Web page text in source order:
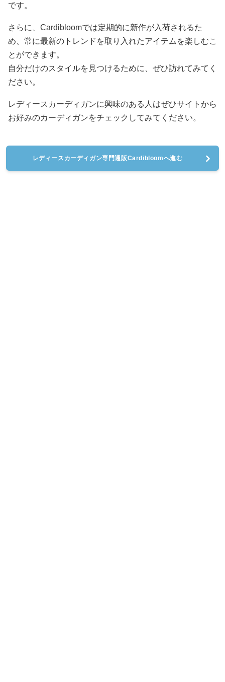
です。
さらに、Cardibloomでは定期的に新作が入荷されるた
め、常に最新のトレンドを取り入れたアイテムを楽しむこ
とができます。
自分だけのスタイルを見つけるために、ぜひ訪れてみてく
ださい。
レディースカーディガンに興味のある人はぜひサイトから
お好みのカーディガンをチェックしてみてください。
レディースカーディガン専門通販Cardibloomへ進む